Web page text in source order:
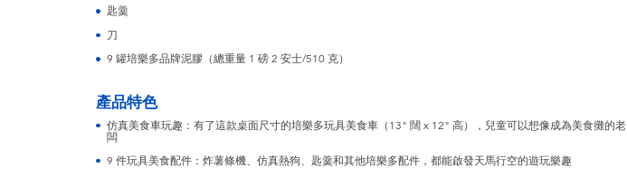
匙羹
刀
9 罐培樂多品牌泥膠（總重量 1 磅 2 安士/510 克）
產品特色
仿真美食車玩趣：有了這款桌面尺寸的培樂多玩具美食車（13" 闊 x 12" 高），兒童可以想像成為美食攤的老
闆
9 件玩具美食配件：炸薯條機、仿真熱狗、匙羹和其他培樂多配件，都能啟發天馬行空的遊玩樂趣